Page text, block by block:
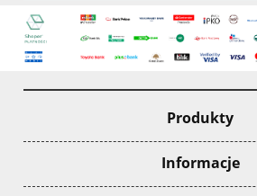
Produkty
Informacje